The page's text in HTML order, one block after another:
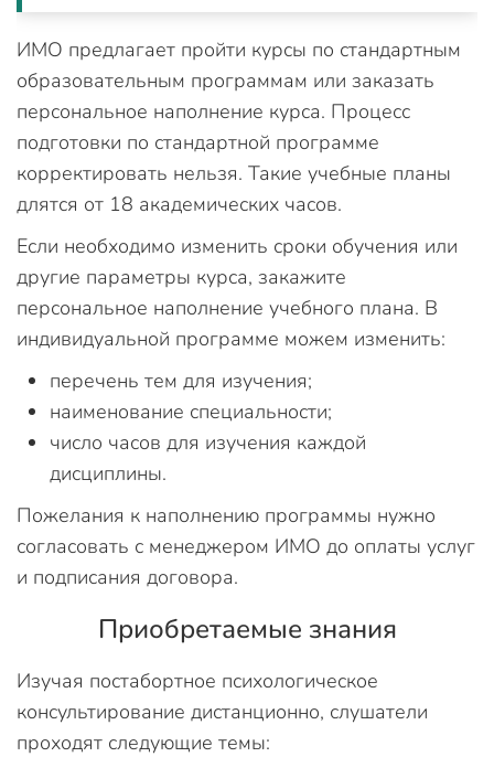
ИМО предлагает пройти курсы по стандартным
образовательным программам или заказать
персональное наполнение курса. Процесс
подготовки по стандартной программе
корректировать нельзя. Такие учебные планы
длятся от 18 академических часов.
Если необходимо изменить сроки обучения или
другие параметры курса, закажите
персональное наполнение учебного плана. В
индивидуальной программе можем изменить:
перечень тем для изучения;
наименование специальности;
число часов для изучения каждой
дисциплины.
Пожелания к наполнению программы нужно
согласовать с менеджером ИМО до оплаты услуг
и подписания договора.
Приобретаемые знания
Изучая постабортное психологическое
консультирование дистанционно, слушатели
проходят следующие темы: